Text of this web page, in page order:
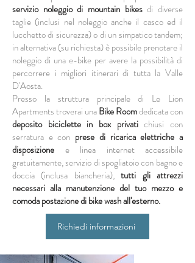
servizio noleggio di mountain bikesdi diverse
taglie (inclusi nel noleggio anche il casco ed il
lucchetto di sicurezza) o di un simpatico tandem;
in alternativa (su richiesta) è possibile prenotare il
noleggio di una e-bike per avere la possibilità di
percorrere i migliori itinerari di tutta la Valle
D'Aosta.
Presso la struttura principale di Le Lion
Apartments troverai unaBike Roomdedicata con
deposito biciclette in box privatichiusi con
serratura e con prese di ricarica elettriche a
disposizione e linea internet accessibile
gratuitamente, servizio di spogliatoio con bagno e
doccia (inclusa biancheria),tutti gli attrezzi
necessari alla manutenzione del tuo mezzo e
comoda postazione di bike wash all'esterno.
Richiedi informazioni